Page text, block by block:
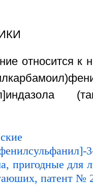
относится